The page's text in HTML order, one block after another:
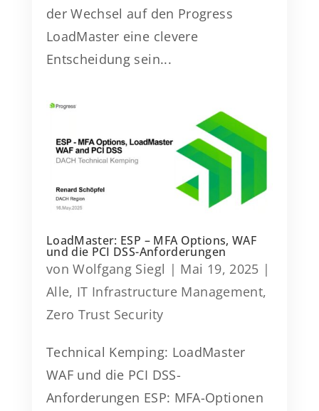
der Wechsel auf den Progress
LoadMaster eine clevere
Entscheidung sein...
LoadMaster: ESP – MFA Options, WAF
und die PCI DSS-Anforderungen
vonWolfgang Siegl | Mai 19, 2025 |
Alle, IT Infrastructure Management,
Zero Trust Security
Technical Kemping: LoadMaster
WAF und die PCI DSS-
Anforderungen ESP: MFA-Optionen